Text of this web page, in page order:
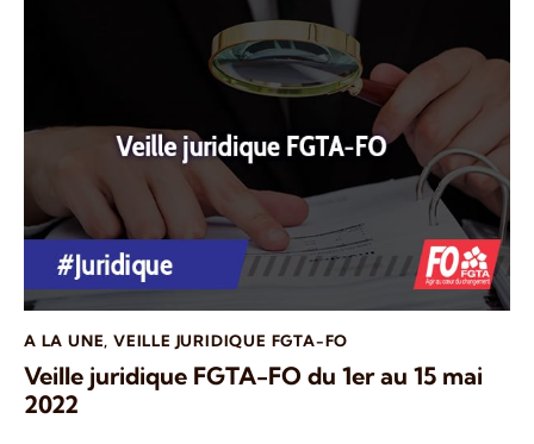
A LA UNE,VEILLE JURIDIQUE FGTA-FO
Veille juridique FGTA-FO du 1er au 15 mai
2022